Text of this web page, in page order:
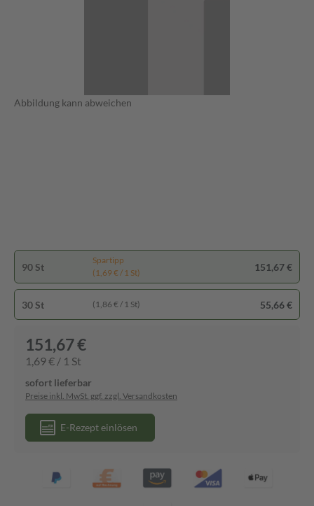
Abbildung kann abweichen
90 St
Spartipp
(1,69 € / 1 St)
151,67 €
30 St (1,86 € / 1 St) 55,66 €
151,67 €
1,69 € / 1 St
sofort lieferbar
Preise inkl. MwSt. ggf. zzgl. Versandkosten
E-Rezept einlösen